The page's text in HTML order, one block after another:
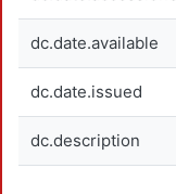
dc.date.available
dc.date.issued
dc.description